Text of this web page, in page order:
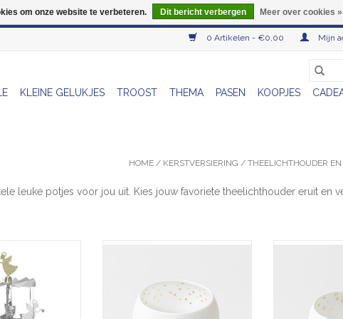
0 Artikelen - €0,00 Mijn
KLEINE GELUKJES TROOST THEMA PASEN KOOPJES
HOME / KERSTVERSIERING / THEELICHTHOUDER
leuke potjes voor jou uit. Kies jouw favoriete theelichthouder eruit en
6,5 x 16cm
WINKELWAGEN TOEVOEGEN AAN WINKELWAGEN
om onze website te verbeteren. Dit bericht verbergen Meer over cookies »
gesloten op Do 13/08